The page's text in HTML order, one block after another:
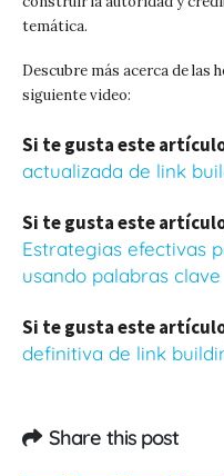
temática.
Descubre más acerca de las
siguiente video:
Si te gusta este
actualizada de link
Si te gusta este
Estrategias efectivas
usando palabras clave
Si te gusta este
definitiva de link
Share this post